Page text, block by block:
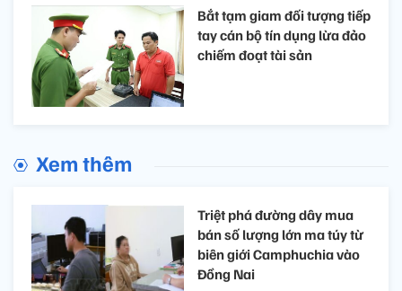
Bắt tạm giam đối tượng tiếp
tay cán bộ tín dụng lừa đảo
chiếm đoạt tài sản
Xem thêm
Triệt phá đường dây mua
bán số lượng lớn ma túy từ
biên giới Camphuchia vào
Đồng Nai